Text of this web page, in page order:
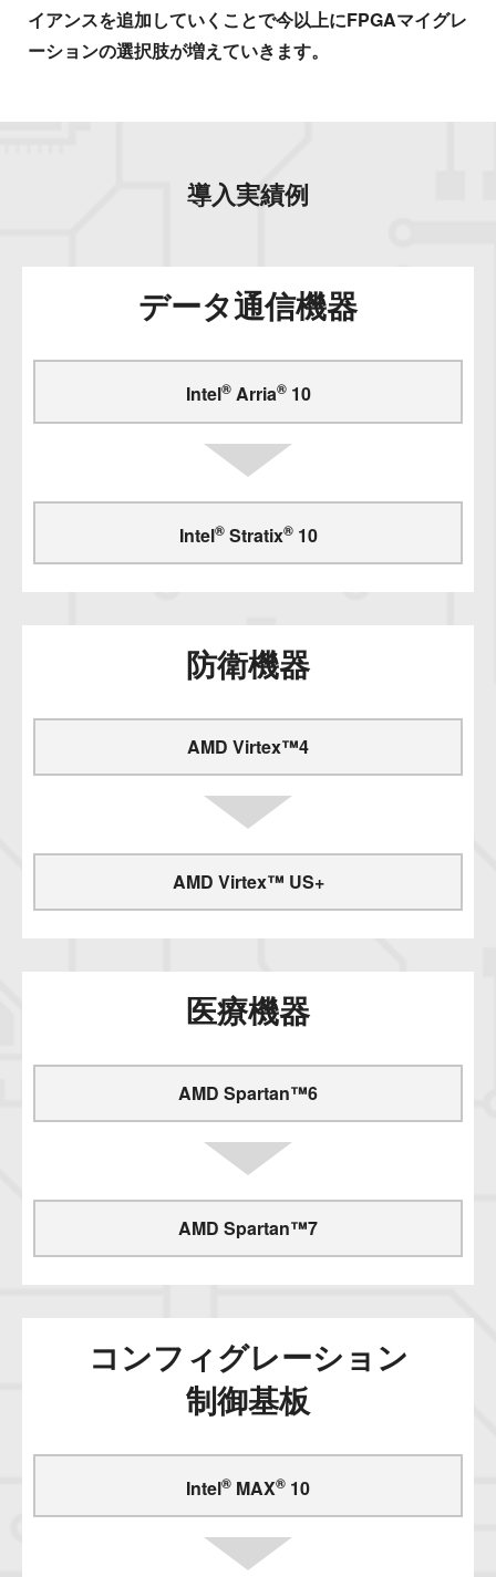
イアンスを追加していくことで今以上にFPGAマイグレ
ーションの選択肢が増えていきます。
導入実績例
データ通信機器
Intel®Arria®10
Intel®Stratix®10
防衛機器
AMD Virtex™4
AMD Virtex™ US+
医療機器
AMD Spartan™6
AMD Spartan™7
コンフィグレーション
制御基板
Intel® MAX® 10